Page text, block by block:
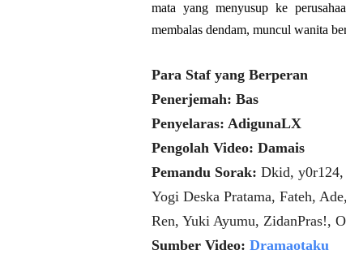
mata yang menyusup ke
membalas dendam, muncul wanita
Para Staf yang Berperan
Penerjemah: Bas
Penyelaras: AdigunaLX
Pengolah Video: Damais
Pemandu Sorak: Dkid, y0r124,
Yogi Deska Pratama, Fateh,
Ren, Yuki Ayumu, ZidanPras!,
Sumber Video: Dramaotaku